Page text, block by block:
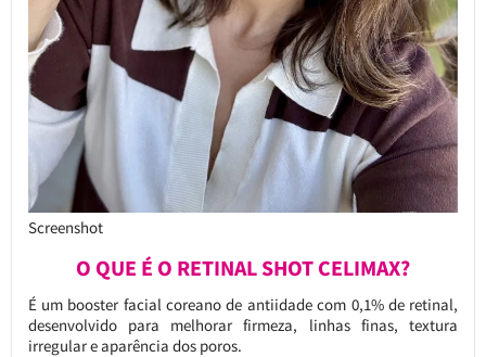
Screenshot
O QUE É O RETINAL SHOT CELIMAX?
É um booster facial coreano de antiidade com 0,1% de retinal,
desenvolvido para melhorar firmeza, linhas finas, textura
irregular e aparência dos poros.